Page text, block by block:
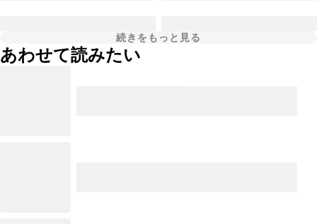
続きをもっと見る
あわせて読みたい